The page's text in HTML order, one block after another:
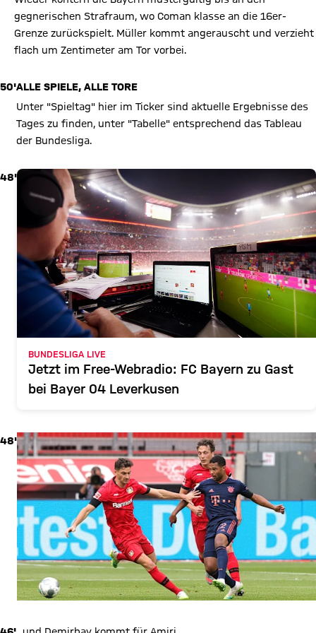
gegnerischen Strafraum, wo Coman klasse an die 16er-
Grenze zurückspielt. Müller kommt angerauscht und verzieht
flach um Zentimeter am Tor vorbei.
50'ALLE SPIELE, ALLE TORE
Unter "Spieltag" hier im Ticker sind aktuelle Ergebnisse des
Tages zu finden, unter "Tabelle" entsprechend das Tableau
der Bundesliga.
48'
BUNDESLIGA LIVE
Jetzt im Free-Webradio: FC Bayern zu Gast
bei Bayer 04 Leverkusen
48'